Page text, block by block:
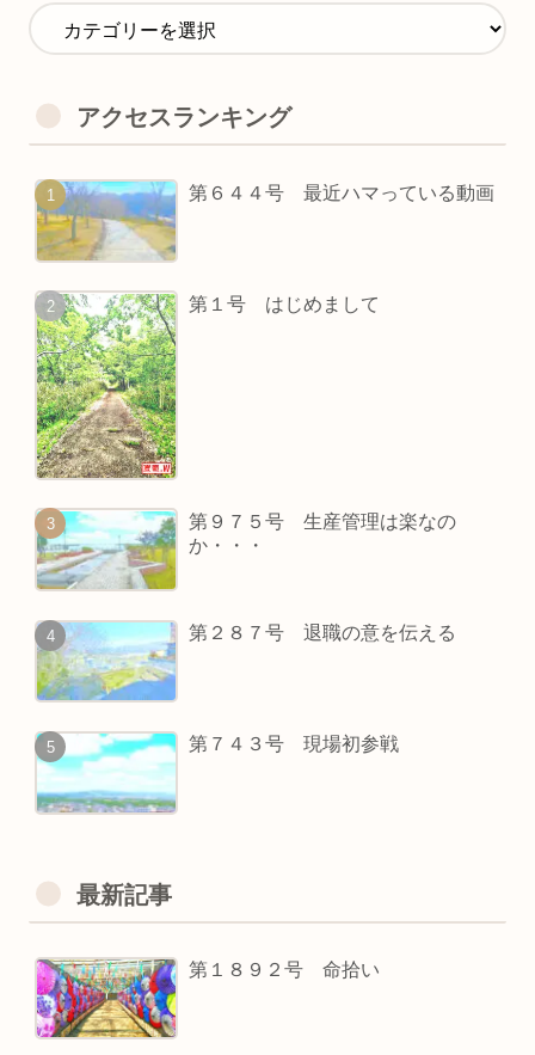
アクセスランキング
第６４４号 最近ハマっている動画
第１号 はじめまして
第９７５号 生産管理は楽なの
か・・・
第２８７号 退職の意を伝える
第７４３号 現場初参戦
最新記事
第１８９２号 命拾い